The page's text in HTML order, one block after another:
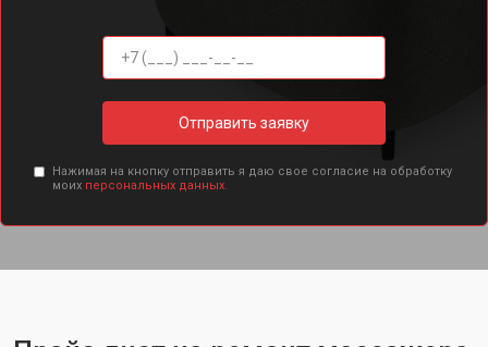
Отправить заявку
Нажимая на кнопку отправить я даю свое согласие на обработку
моих персональных данных.